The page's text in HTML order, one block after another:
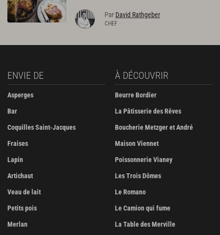
Par David Rathgeber
CHEF
ENVIE DE
Asperges
Bar
Coquilles Saint-Jacques
Fraises
Lapin
Artichaut
Veau de lait
Petits pois
Merlan
À DÉCOUVRIR
Beurre Bordier
La Pâtisserie des Rêves
Boucherie Metzger et André
Maison Viennet
Poissonnerie Vianey
Les Trois Dômes
Le Romano
Le Camion qui fume
La Table des Merville